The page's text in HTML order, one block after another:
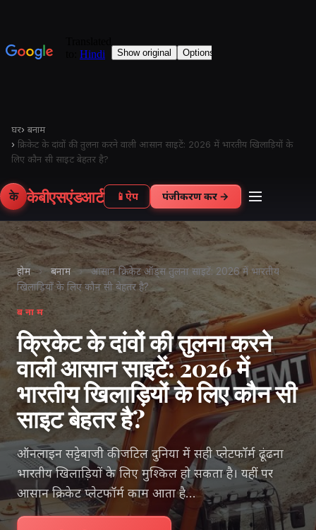
घर› बनाम
› क्रिकेट के दांवों की तुलना करने वाली आसान साइटें: 2026 में भारतीय खिलाड़ियों के
लिए कौन सी साइट बेहतर है?
के केबीएसएंडआर्ट 📱 ऐप पंजीकरण करें →
होम › बनाम › आसान क्रिकेट ऑड्स तुलना साइटें: 2026 में भारतीय
खिलाड़ियों के लिए कौन सी बेहतर है?
बनाम
क्रिकेट के दांवों की तुलना करने
वाली आसान साइटें: 2026 में
भारतीय खिलाड़ियों के लिए कौन सी
साइट बेहतर है?
ऑनलाइन सट्टेबाजी की जटिल दुनिया में सही प्लेटफॉर्म ढूंढना
भारतीय खिलाड़ियों के लिए मुश्किल हो सकता है। यहीं पर
आसान क्रिकेट प्लेटफॉर्म काम आता है…